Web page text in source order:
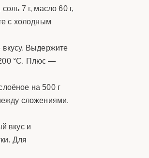
7 г, масло 60 г,
с холодным
вкусу. Выдержите
°C. Плюс —
на 500 г
сложениями.
вкус и
Для